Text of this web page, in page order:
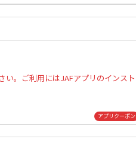
い。ご利用にはJAFアプリのインスト
アプリクーポン